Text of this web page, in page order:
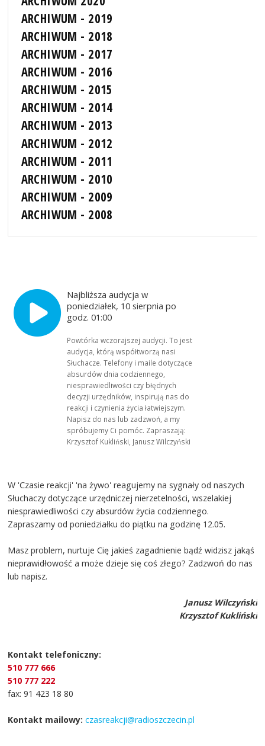
ARCHIWUM - 2019
ARCHIWUM - 2018
ARCHIWUM - 2017
ARCHIWUM - 2016
ARCHIWUM - 2015
ARCHIWUM - 2014
ARCHIWUM - 2013
ARCHIWUM - 2012
ARCHIWUM - 2011
ARCHIWUM - 2010
ARCHIWUM - 2009
ARCHIWUM - 2008
Najbliższa audycja w
poniedziałek, 10 sierpnia po
godz. 01:00
Powtórka wczorajszej audycji. To jest
audycja, którą współtworzą nasi
Słuchacze. Telefony i maile dotyczące
absurdów dnia codziennego,
niesprawiedliwości czy błędnych
decyzji urzędników, inspirują nas do
reakcji i czynienia życia łatwiejszym.
Napisz do nas lub zadzwoń, a my
spróbujemy Ci pomóc. Zapraszają:
Krzysztof Kukliński, Janusz Wilczyński
W 'Czasie reakcji' 'na żywo' reagujemy na sygnały od naszych
Słuchaczy dotyczące urzędniczej nierzetelności, wszelakiej
niesprawiedliwości czy absurdów życia codziennego.
Zapraszamy od poniedziałku do piątku na godzinę 12.05.
Masz problem, nurtuje Cię jakieś zagadnienie bądź widzisz jakąś
nieprawidłowość a może dzieje się coś złego? Zadzwoń do nas
lub napisz.
Janusz Wilczyński
Krzysztof Kukliński
Kontakt telefoniczny:
510 777 666
510 777 222
fax: 91 423 18 80
Kontakt mailowy: czasreakcji@radioszczecin.pl